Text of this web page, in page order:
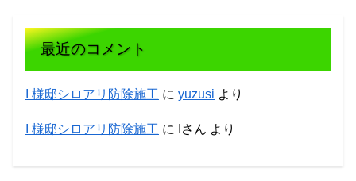
最近のコメント
I 様邸シロアリ防除施工 に yuzusi より
I 様邸シロアリ防除施工 に Iさん より